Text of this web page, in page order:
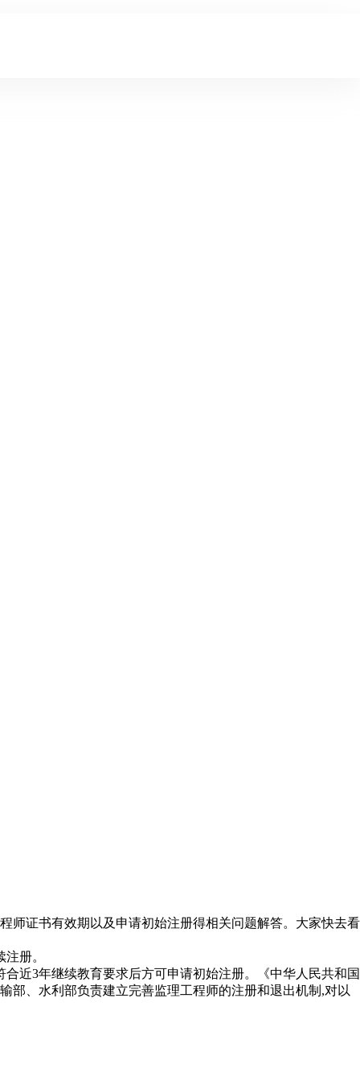
师证书有效期以及申请初始注册得相关问题解答。大家快去看
册。
近3年继续教育要求后方可申请初始注册。《中华人民共和国
部、水利部负责建立完善监理工程师的注册和退出机制,对以